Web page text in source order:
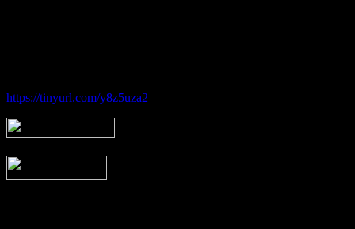
https://tinyurl.com/y8z5uza2